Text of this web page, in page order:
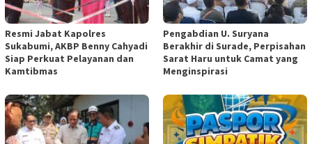
Resmi Jabat Kapolres
Sukabumi, AKBP Benny Cahyadi
Siap Perkuat Pelayanan dan
Kamtibmas
Pengabdian U. Suryana
Berakhir di Surade, Perpisahan
Sarat Haru untuk Camat yang
Menginspirasi